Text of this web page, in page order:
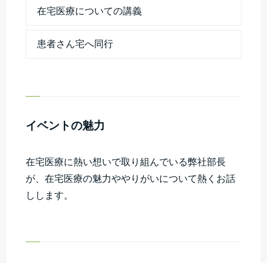
在宅医療についての講義
患者さん宅へ同行
イベントの魅力
在宅医療に熱い想いで取り組んでいる弊社部長
が、在宅医療の魅力ややりがいについて熱くお話
しします。